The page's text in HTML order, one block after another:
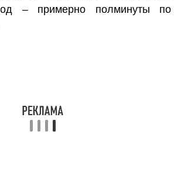
– примерно полминуты по